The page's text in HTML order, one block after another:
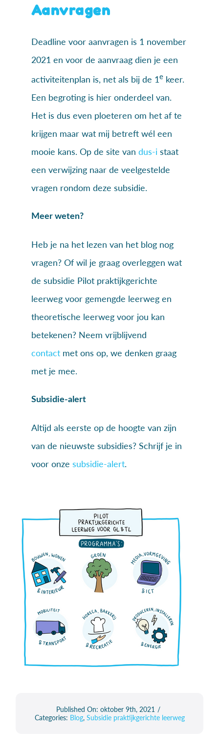
Aanvragen
Deadline voor aanvragen is 1 november
2021 en voor de aanvraag dien je een
activiteitenplan is, net als bij de 1ekeer.
Een begroting is hier onderdeel van.
Het is dus even ploeteren om het af te
krijgen maar wat mij betreft wél een
mooie kans. Op de site van dus-istaat
een verwijzing naar de veelgestelde
vragen rondom deze subsidie.
Meer weten?
Heb je na het lezen van het blog nog
vragen? Of wil je graag overleggen wat
de subsidie Pilot praktijkgerichte
leerweg voor gemengde leerweg en
theoretische leerweg voor jou kan
betekenen? Neem vrijblijvend
contactmet ons op, we denken graag
met je mee.
Subsidie-alert
Altijd als eerste op de hoogte van zijn
van de nieuwste subsidies? Schrijf je in
voor onze subsidie-alert.
Published On: oktober 9th, 2021 /
Categories: Blog, Subsidie praktijkgerichte leerweg